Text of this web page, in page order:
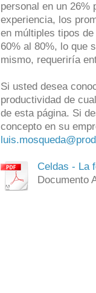
personal en un 26%
experiencia, los
en múltiples tipos
60% al 80%, lo que
mismo, requeriría
Si usted desea
productividad de
de esta página. Si
concepto en su
Celdas - La
Documento